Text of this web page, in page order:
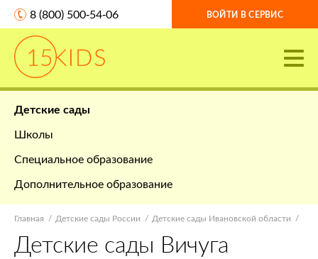
8 (800) 500-54-06 ВОЙТИ В СЕРВИС
Детские сады
Школы
Специальное образование
Дополнительное образование
Главная Детские сады России Детские сады Ивановской области
Детские сады Вичуга